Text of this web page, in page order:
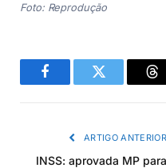
Foto: Reprodução
FacebookTwitter
ARTIGO ANTERIOR
INSS: aprovada MP para